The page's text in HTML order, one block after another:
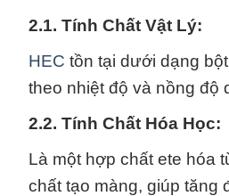
2.1. Tính Chất Vật Lý:
HEC tồn tại dưới dạng
theo nhiệt độ và nồng độ
2.2. Tính Chất Hóa Học:
Là một hợp chất ete hóa
chất tạo màng, giúp tăng